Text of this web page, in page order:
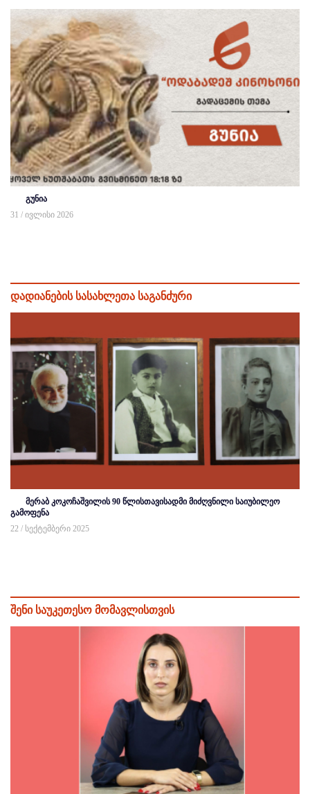
გუნია
31 / ივლისი 2026
დადიანების სასახლეთა საგანძური
მერაბ კოკოჩაშვილის 90 წლისთავისადმი მიძღვნილი საიუბილეო
გამოფენა
22 / სექტემბერი 2025
შენი საუკეთესო მომავლისთვის